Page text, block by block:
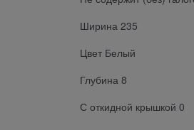
Ширина 235
Цвет Белый
Глубина 8
С откидной крышкой 0